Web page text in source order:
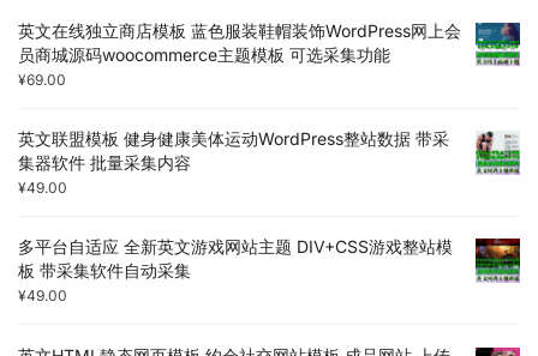
英文在线独立商店模板 蓝色服装鞋帽装饰WordPress网上会
员商城源码woocommerce主题模板 可选采集功能
¥69.00
英文联盟模板 健身健康美体运动WordPress整站数据 带采
集器软件 批量采集内容
¥49.00
多平台自适应 全新英文游戏网站主题 DIV+CSS游戏整站模
板 带采集软件自动采集
¥49.00